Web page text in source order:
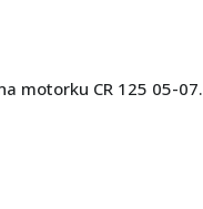
motorku CR 125 05-07.